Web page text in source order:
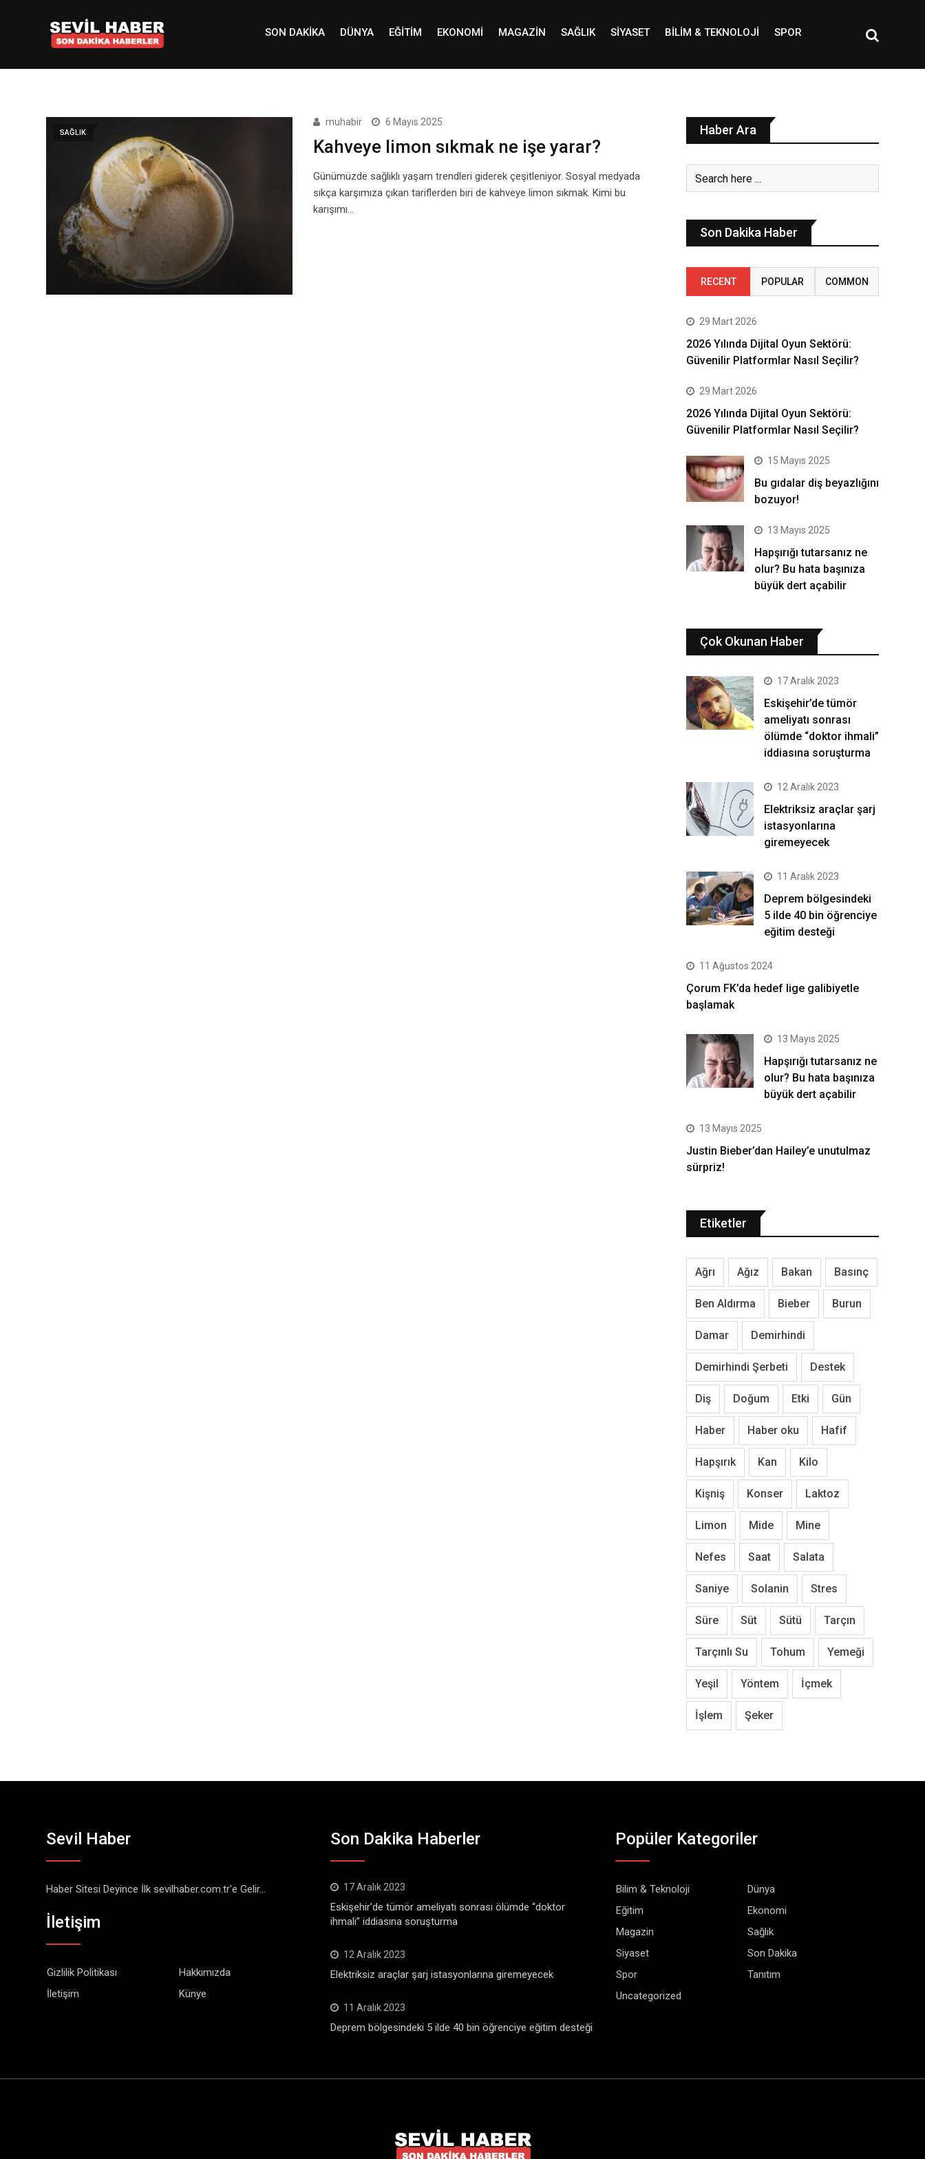
SON DAKIKA DÜNYA EĞITIM EKONOMI MAGAZIN SAĞLIK SIYASET BILIM & TEKNOLOJI SPOR
SAĞLIK
muhabir 6 Mayıs 2025
Kahveye limon sıkmak ne işe yarar?
Günümüzde sağlıklı yaşam trendleri giderek çeşitleniyor. Sosyal medyada
sıkça karşımıza çıkan tariflerden biri de kahveye limon sıkmak. Kimi bu
karışımı…
Haber Ara
Son Dakika Haber
RECENT POPULAR COMMON
29 Mart 2026
2026 Yılında Dijital Oyun Sektörü:
Güvenilir Platformlar Nasıl Seçilir?
29 Mart 2026
2026 Yılında Dijital Oyun Sektörü:
Güvenilir Platformlar Nasıl Seçilir?
15 Mayıs 2025
Bu gıdalar diş beyazlığını
bozuyor!
13 Mayıs 2025
Hapşırığı tutarsanız ne
olur? Bu hata başınıza
büyük dert açabilir
Çok Okunan Haber
17 Aralık 2023
Eskişehir’de tümör
ameliyatı sonrası
ölümde “doktor ihmali”
iddiasına soruşturma
12 Aralık 2023
Elektriksiz araçlar şarj
istasyonlarına
giremeyecek
11 Aralık 2023
Deprem bölgesindeki
5 ilde 40 bin öğrenciye
eğitim desteği
11 Ağustos 2024
Çorum FK’da hedef lige galibiyetle
başlamak
13 Mayıs 2025
Hapşırığı tutarsanız ne
olur? Bu hata başınıza
büyük dert açabilir
13 Mayıs 2025
Justin Bieber’dan Hailey’e unutulmaz
sürpriz!
Etiketler
Ağrı Ağız Bakan Basınç
Ben Aldırma Bieber Burun
Damar Demirhindi
Demirhindi Şerbeti Destek
Diş Doğum Etki Gün
Haber Haber oku Hafif
Hapşırık Kan Kilo
Kişniş Konser Laktoz
Limon Mide Mine
Nefes Saat Salata
Saniye Solanin Stres
Süre Süt Sütü Tarçın
Tarçınlı Su Tohum Yemeği
Yeşil Yöntem İçmek
İşlem Şeker
Sevil Haber
Haber Sitesi Deyince İlk sevilhaber.com.tr'e Gelir...
İletişim
Gizlilik Politikası
Hakkımızda
İletişim
Künye
Son Dakika Haberler
17 Aralık 2023
Eskişehir’de tümör ameliyatı sonrası ölümde “doktor
ihmali” iddiasına soruşturma
12 Aralık 2023
Elektriksiz araçlar şarj istasyonlarına giremeyecek
11 Aralık 2023
Deprem bölgesindeki 5 ilde 40 bin öğrenciye eğitim desteği
Popüler Kategoriler
Bilim & Teknoloji
Dünya
Eğitim
Ekonomi
Magazin
Sağlık
Siyaset
Son Dakika
Spor
Tanıtım
Uncategorized